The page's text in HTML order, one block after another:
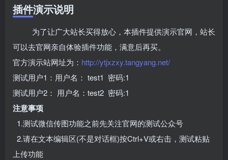
插件演示说明
为了让广大站长买得放心，本插件提供演示官网，站长
可以去官网亲自体验插件功能，满意后再买。
官方演示站网址为： http://ytjxzxy.tangyang.net/
测试用户1：用户名： test1 密码:1
测试用户2： 用户名：test2 密码:1
注意事项
1.测试微信传图功能之前先关注官网的测试公众号
2.请在文本编辑区(不是对话框)按Ctrl+V或右击，测试粘贴
上传功能